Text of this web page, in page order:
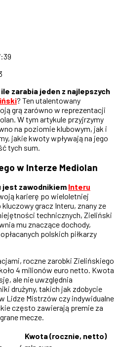
ile zarabia jeden z najlepszych
? Ten utalentowany
grą zarówno w reprezentacji
W tym artykule przyjrzymy
na poziomie klubowym, jak i
jakie kwoty wpływają na jego
tych sum.
w Interze Mediolan
jest zawodnikiem Interu
karierę po wieloletniej
gracz Interu, znany ze
technicznych, Zieliński
mu znaczące dochody,
polskich piłkarzy
roczne zarobki Zielińskiego
4 milionów euro netto. Kwota
ale nie uwzględnia
drużyny, takich jak zdobycie
Lidze Mistrzów czy indywidualne
często zawierają premie za
mecze.
Kwota (rocznie, netto)